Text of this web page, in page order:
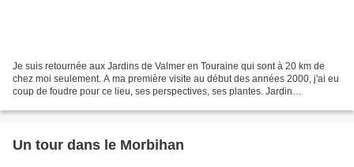
Je suis retournée aux Jardins de Valmer en Touraine qui sont à 20 km de
chez moi seulement. A ma première visite au début des années 2000, j'ai eu
coup de foudre pour ce lieu, ses perspectives, ses plantes. Jardin
Un tour dans le Morbihan